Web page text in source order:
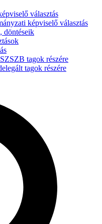
választás
képviselő választás
döntéseik
tagok részére
tagok részére